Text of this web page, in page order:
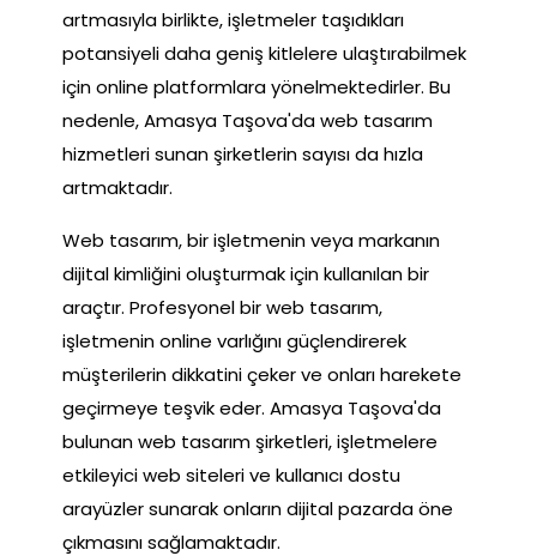
artmasıyla birlikte, işletmeler taşıdıkları
potansiyeli daha geniş kitlelere ulaştırabilmek
için online platformlara yönelmektedirler. Bu
nedenle, Amasya Taşova'da web tasarım
hizmetleri sunan şirketlerin sayısı da hızla
artmaktadır.
Web tasarım, bir işletmenin veya markanın
dijital kimliğini oluşturmak için kullanılan bir
araçtır. Profesyonel bir web tasarım,
işletmenin online varlığını güçlendirerek
müşterilerin dikkatini çeker ve onları harekete
geçirmeye teşvik eder. Amasya Taşova'da
bulunan web tasarım şirketleri, işletmelere
etkileyici web siteleri ve kullanıcı dostu
arayüzler sunarak onların dijital pazarda öne
çıkmasını sağlamaktadır.